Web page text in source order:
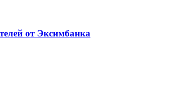
от Эксимбанка